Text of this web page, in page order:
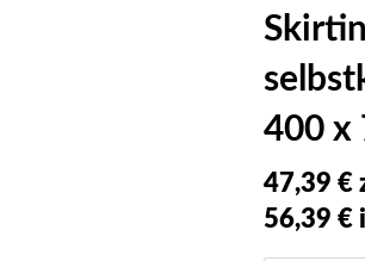
400 x
47,39 €
56,39 €